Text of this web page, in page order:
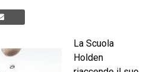
La Scuola
Holden